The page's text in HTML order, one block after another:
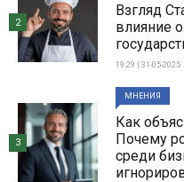
Взгляд
влияние
19:29 | 31-05-2025
2
МНЕНИЯ
Как
Почему
среди
3